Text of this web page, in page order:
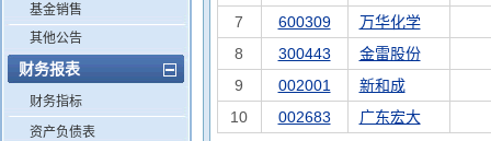
基金销售
其他公告
财务报表
财务指标
资产负债表
7
600309
万华化学
8
300443
金雷股份
9
002001
新和成
10
002683 广东宏大